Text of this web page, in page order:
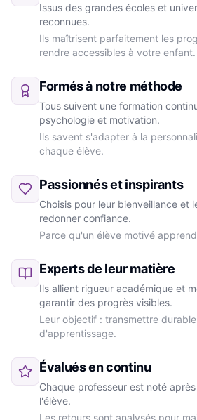
Issus des grandes écoles et
reconnues.
Ils maîtrisent parfaitement les
rendre accessibles à votre enfant.
Formés à notre méthode
Tous suivent une formation
psychologie et motivation.
Ils savent s'adapter à la
chaque élève.
Passionnés et inspirants
Choisis pour leur bienveillance et
redonner confiance.
Parce qu'un élève motivé
Experts de leur matière
Ils allient rigueur académique et
garantir des progrès visibles.
Leur objectif : transmettre
d'apprentissage.
Évalués en continu
Chaque professeur est noté
l'élève.